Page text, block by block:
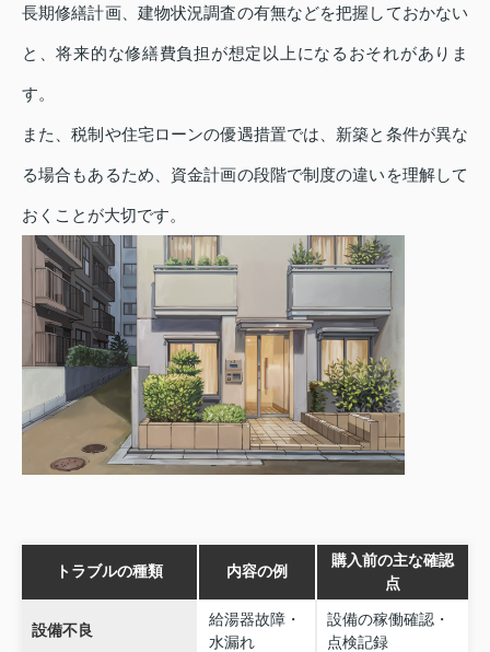
長期修繕計画、建物状況調査の有無などを把握しておかない
と、将来的な修繕費負担が想定以上になるおそれがありま
す。
また、税制や住宅ローンの優遇措置では、新築と条件が異な
る場合もあるため、資金計画の段階で制度の違いを理解して
おくことが大切です。
トラブルの種類 内容の例
購入前の主な確認
点
設備不良
給湯器故障・
水漏れ
設備の稼働確認・
点検記録